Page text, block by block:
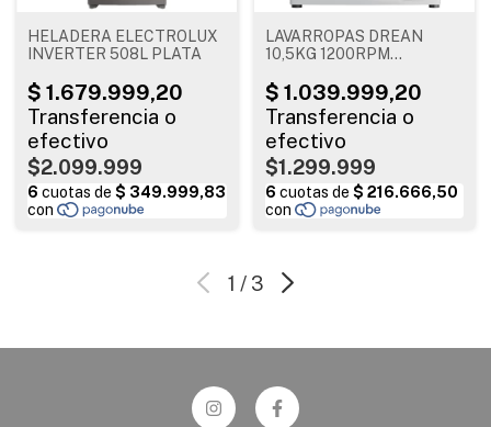
HELADERA ELECTROLUX
INVERTER 508L PLATA
$2.099.999
LAVARROPAS DREAN
10,5KG 1200RPM
$1.299.999
1 / 3